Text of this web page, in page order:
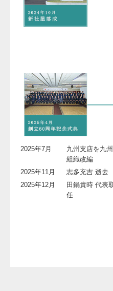
2025年7月
九州支店を九
組織改編
2025年11月
志多充吉 逝去
2025年12月
田鍋貴時 代表
任